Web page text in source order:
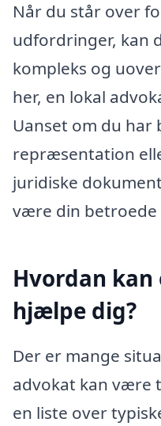
Når du står over
udfordringer, kan
kompleks og
her, en lokal
Uanset om du
repræsentation
juridiske
være din betroede
Hvordan
hjælpe dig?
Der er mange
advokat kan være
en liste over